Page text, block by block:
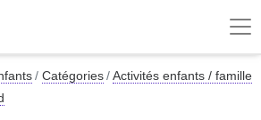
Catégories
Activités enfants / famille